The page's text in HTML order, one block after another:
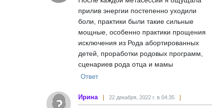
прилив энергии постепенно уходили
боли, практики были такие сильные
мощные, особенно практики прощения
исключения из Рода абортированных
детей, проработки родовых программ,
сценариев рода отца и мамы
Ответ
Ирина 22 декабря, 2022 г. в 04:35